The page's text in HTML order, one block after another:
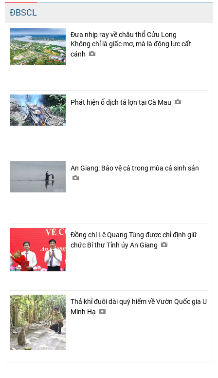
ĐBSCL
Đưa nhịp ray về châu thổ Cửu Long
Không chỉ là giấc mơ, mà là động lực cất
cánh
Phát hiện ổ dịch tả lợn tại Cà Mau
An Giang: Bảo vệ cá trong mùa cá sinh sản
Đồng chí Lê Quang Tùng được chỉ định giữ
chức Bí thư Tỉnh ủy An Giang
Thả khỉ đuôi dài quý hiếm về Vườn Quốc gia U
Minh Hạ